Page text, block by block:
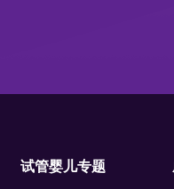
试管婴儿专题